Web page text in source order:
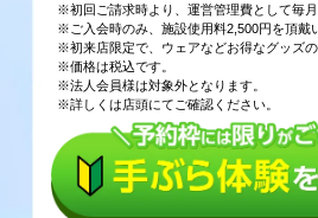
※初回ご請求時より、運営管理費として毎月
※ご入会時のみ、施設使用料2,500円を頂戴
※初来店限定で、ウェアなどお得なグッズの
※価格は税込です。
※法人会員様は対象外となります。
※詳しくは店頭にてご確認ください。